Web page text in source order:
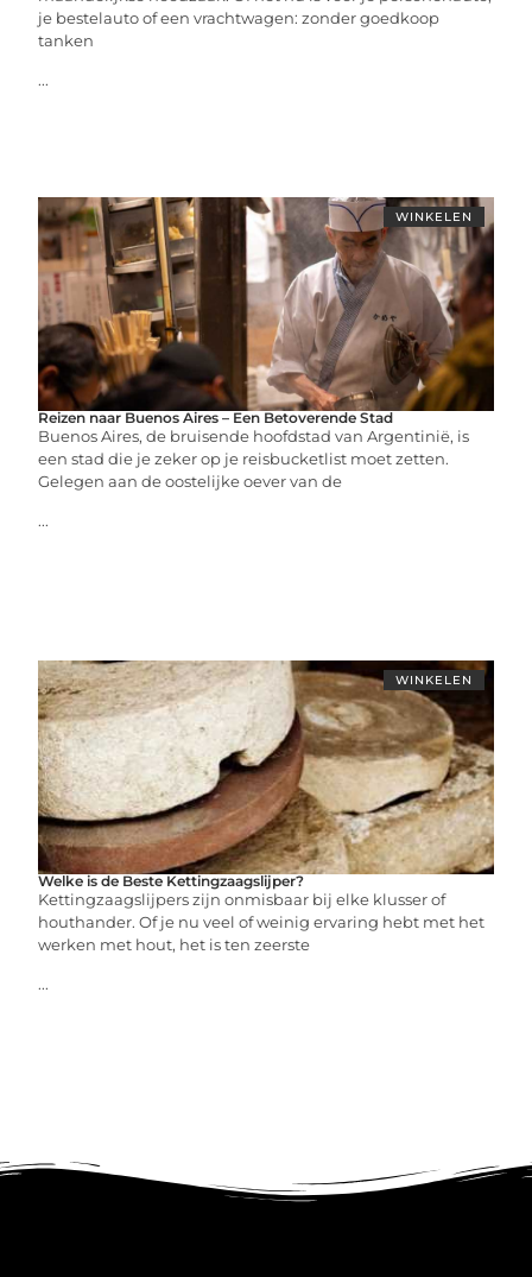
je bestelauto of een vrachtwagen: zonder goedkoop
tanken
...
WINKELEN
Reizen naar Buenos Aires – Een Betoverende Stad
Buenos Aires, de bruisende hoofdstad van Argentinië, is
een stad die je zeker op je reisbucketlist moet zetten.
Gelegen aan de oostelijke oever van de
...
WINKELEN
Welke is de Beste Kettingzaagslijper?
Kettingzaagslijpers zijn onmisbaar bij elke klusser of
houthander. Of je nu veel of weinig ervaring hebt met het
werken met hout, het is ten zeerste
...